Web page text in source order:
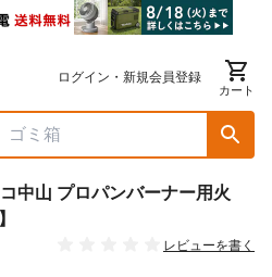
ログイン・新規会員登録
カート
中山 プロパンバーナー用火
レビューを書く